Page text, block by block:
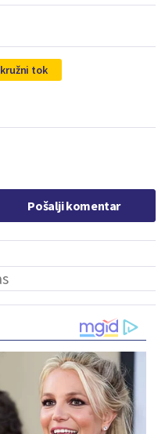
kružni tok
Pošalji komentar